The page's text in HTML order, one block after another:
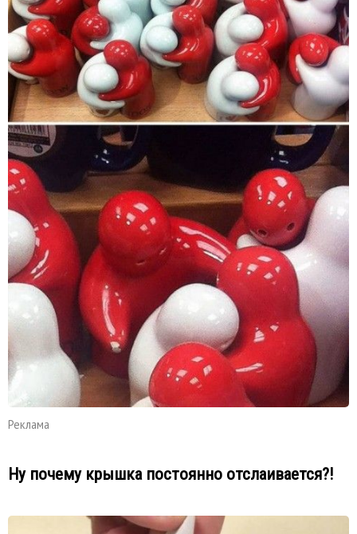
Реклама
Ну почему крышка постоянно отслаивается?!